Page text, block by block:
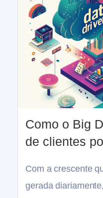
Como o Big
de clientes
Com a crescente
gerada